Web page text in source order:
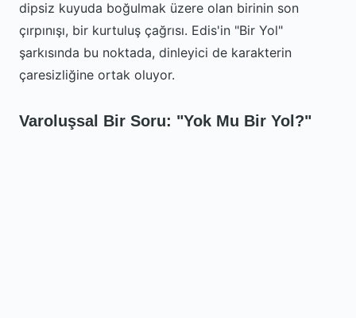
dipsiz kuyuda boğulmak üzere olan birinin son
çırpınışı, bir kurtuluş çağrısı. Edis'in "Bir Yol"
şarkısında bu noktada, dinleyici de karakterin
çaresizliğine ortak oluyor.
Varoluşsal Bir Soru: "Yok Mu Bir Yol?"